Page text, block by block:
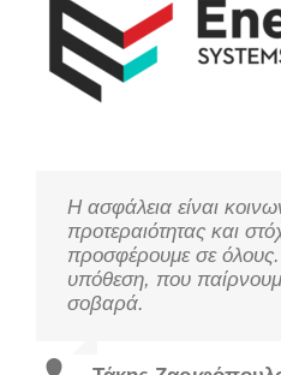
Η ασφάλεια είναι
προτεραιότητας και
προσφέρουμε σε όλους.
υπόθεση, που
σοβαρά.
Μελετάμε τις ανάγκες
πελάτες μας και
λύσεις από πλευράς
με εξειδικευμένο
ρεκόρ.
Η τεχνολογία
να προσφέρει στο
βελτιστοποίηση της
εξασφάλιση της